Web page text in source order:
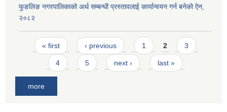
फुङलिङ नगरपालिकाको अर्थ सम्बन्धी प्रस्तावलाई कार्यान्वयन गर्न बनेको ऐन‚
२०८२
Pages
« first ‹ previous 1 2 3
4 5 next › last »
more